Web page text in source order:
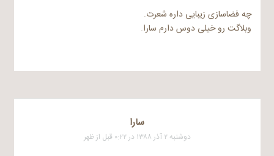
چه فضاسازی زیبایی داره شعرت.
وبلاگت رو خیلی دوس دارم سارا.
سارا
دوشنبه ۲ آذر ۱۳۸۸ در ۰:۲۲ قبل از ظهر